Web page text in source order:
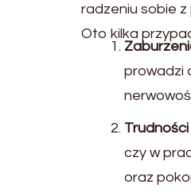
radzeniu sobie z
Oto kilka
prowadzi
czy w
oraz